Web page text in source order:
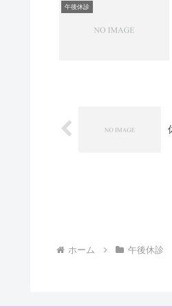
午後休診
ホーム 午後休診